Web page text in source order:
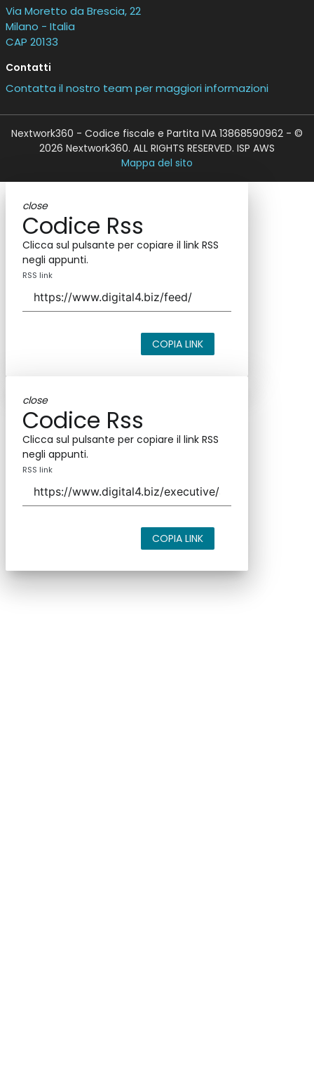
Via Moretto da Brescia, 22
Milano - Italia
CAP 20133
Contatti
Contatta il nostro team per maggiori informazioni
Nextwork360 - Codice fiscale e Partita IVA 13868590962 - ©
2026 Nextwork360. ALL RIGHTS RESERVED. ISP AWS
Mappa del sito
close
Codice Rss
Clicca sul pulsante per copiare il link RSS
negli appunti.
RSS link
COPIA LINK
close
Codice Rss
Clicca sul pulsante per copiare il link RSS
negli appunti.
RSS link
COPIA LINK